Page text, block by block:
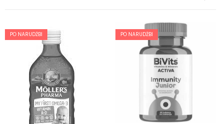
PO NARUDŽBI PO NARUDŽBI